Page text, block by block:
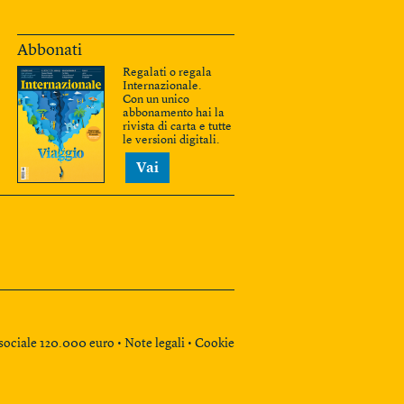
Abbonati
Regalati o regala
Internazionale.
Con un unico
abbonamento hai la
rivista di carta e tutte
le versioni digitali.
Vai
120.000 euro • Note legali • Cookie